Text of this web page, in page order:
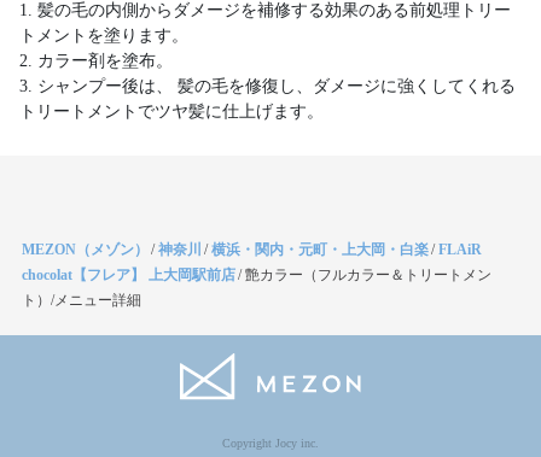
1. 髪の毛の内側からダメージを補修する効果のある前処理トリー
トメントを塗ります。
2. カラー剤を塗布。
3. シャンプー後は、 髪の毛を修復し、ダメージに強くしてくれる
トリートメントでツヤ髪に仕上げます。
MEZON（メゾン） /神奈川 /横浜・関内・元町・上大岡・白楽/FLAiR
chocolat【フレア】 上大岡駅前店/艶カラー（フルカラー＆トリートメン
ト）/メニュー詳細
Copyright Jocy inc.